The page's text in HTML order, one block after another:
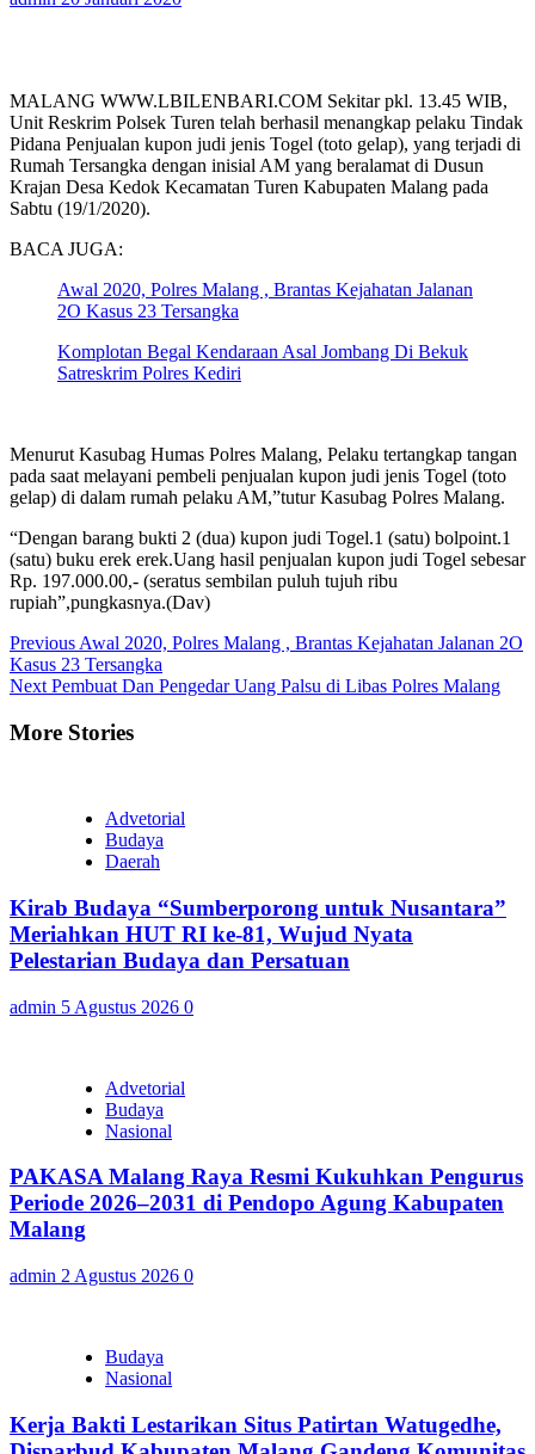
MALANG WWW.LBILENBARI.COM Sekitar pkl. 13.45 WIB,
Unit Reskrim Polsek Turen telah berhasil menangkap pelaku Tindak
Pidana Penjualan kupon judi jenis Togel (toto gelap), yang terjadi di
Rumah Tersangka dengan inisial AM yang beralamat di Dusun
Krajan Desa Kedok Kecamatan Turen Kabupaten Malang pada
Sabtu (19/1/2020).
BACA JUGA:
Awal 2020, Polres Malang , Brantas Kejahatan Jalanan
2O Kasus 23 Tersangka
Komplotan Begal Kendaraan Asal Jombang Di Bekuk
Satreskrim Polres Kediri
Menurut Kasubag Humas Polres Malang, Pelaku tertangkap tangan
pada saat melayani pembeli penjualan kupon judi jenis Togel (toto
gelap) di dalam rumah pelaku AM,”tutur Kasubag Polres Malang.
“Dengan barang bukti 2 (dua) kupon judi Togel.1 (satu) bolpoint.1
(satu) buku erek erek.Uang hasil penjualan kupon judi Togel sebesar
Rp. 197.000.00,- (seratus sembilan puluh tujuh ribu
rupiah”,pungkasnya.(Dav)
Continue
Reading
Previous Awal 2020, Polres Malang , Brantas Kejahatan Jalanan 2O
Kasus 23 Tersangka
Next Pembuat Dan Pengedar Uang Palsu di Libas Polres Malang
More Stories
Advetorial
Budaya
Daerah
Kirab Budaya “Sumberporong untuk Nusantara”
Meriahkan HUT RI ke-81, Wujud Nyata
Pelestarian Budaya dan Persatuan
admin 5 Agustus 2026 0
Advetorial
Budaya
Nasional
PAKASA Malang Raya Resmi Kukuhkan Pengurus
Periode 2026–2031 di Pendopo Agung Kabupaten
Malang
admin 2 Agustus 2026 0
Budaya
Nasional
Kerja Bakti Lestarikan Situs Patirtan Watugedhe,